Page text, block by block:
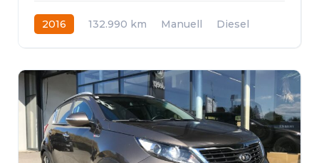
2016 132.990 km Manuell
Diesel